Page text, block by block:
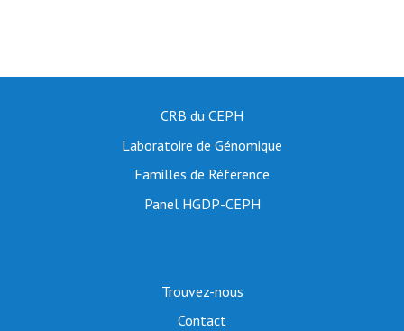
CRB du CEPH
Laboratoire de Génomique
Familles de Référence
Panel HGDP-CEPH
Trouvez-nous
Contact